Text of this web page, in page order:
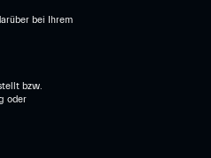
bei Ihrem
bzw.
oder